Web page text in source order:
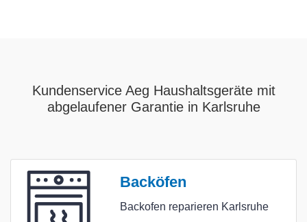
Kundenservice Aeg Haushaltsgeräte mit
abgelaufener Garantie in Karlsruhe
Backöfen
Backofen reparieren Karlsruhe